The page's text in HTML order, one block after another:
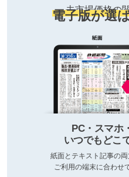
去市場価格の
電子版が選
PC・スマホ
いつでもどこ
紙面とテキスト記事の両
ご利用の端末に合わせ